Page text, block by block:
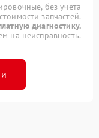
без учета
стоимости запчастей.
диагностику.
на неисправность.